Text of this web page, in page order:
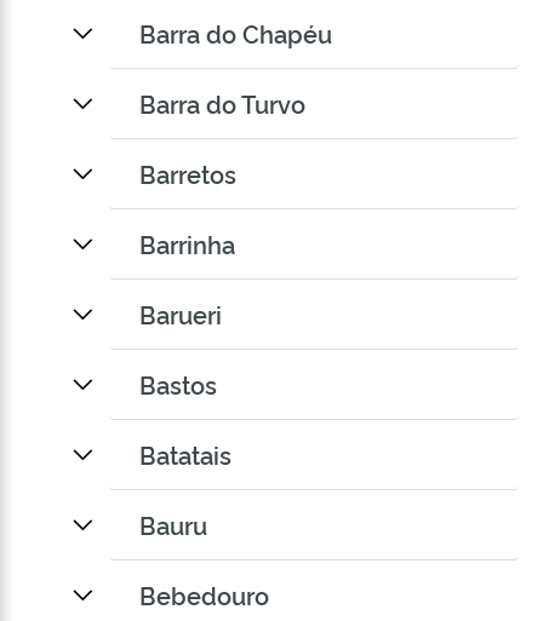
Barra do Chapéu
Barra do Turvo
Barretos
Barrinha
Barueri
Bastos
Batatais
Bauru
Bebedouro